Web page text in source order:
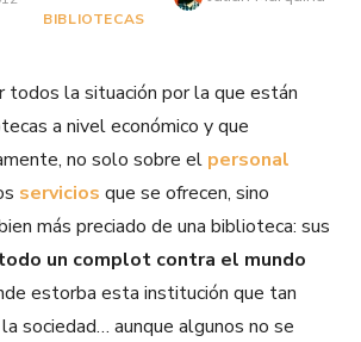
BIBLIOTECAS
todos la situación por la que están
a nivel económico y que
no solo sobre el personal
servicios que se ofrecen, sino
más preciado de una biblioteca: sus
un complot contra el mundo
estorba esta institución que tan
sociedad… aunque algunos no se